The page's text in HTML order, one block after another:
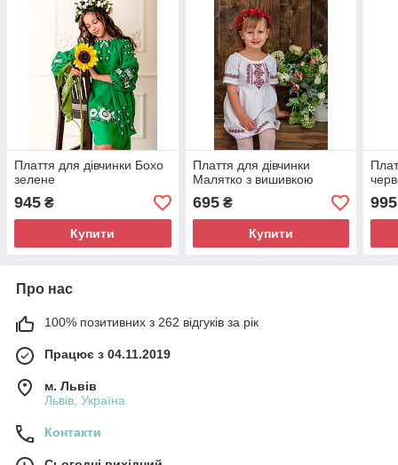
Плаття для дівчинки Бохо
зелене
945 ₴
Купити
Плаття для дівчинки
Малятко з вишивкою
695₴
Купити
995
Про нас
100% позитивних з 262 відгуків за рік
Працює з 04.11.2019
м. Львів
Львів, Україна
Контакти